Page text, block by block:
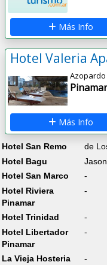
Más Info
Hotel Valeria
Azopardo
Más Info
Hotel San Remo
de
Hotel Bagu
Hotel San Marco
-
Hotel Riviera
Pinamar
-
Hotel Trinidad
-
Hotel Libertador
Pinamar
-
La Vieja Hosteria
-